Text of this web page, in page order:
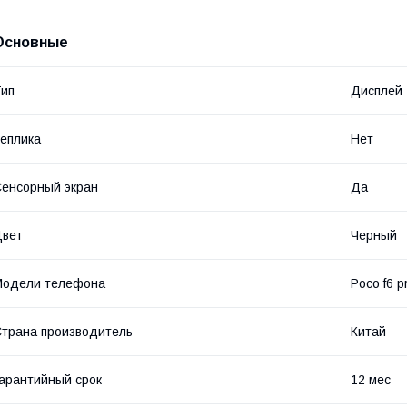
Дисплей
Нет
экран Да
Черный
телефона Poco f6
производитель Китай
срок 12 мес